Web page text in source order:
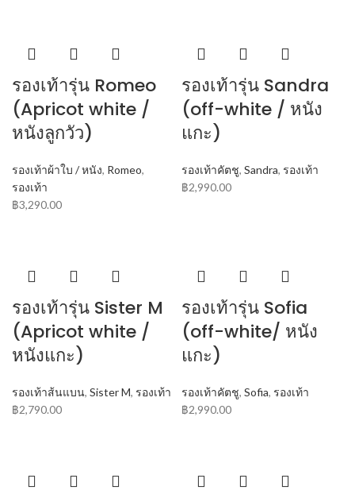
รองเท้ารุ่น Romeo
(Apricot white /
หนังลูกวัว)
รองเท้าผ้าใบ / หนัง, Romeo,
รองเท้า
฿3,290.00
รองเท้ารุ่น Sandra
(off-white / หนัง
แกะ)
รองเท้าคัตชู, Sandra, รองเท้า
฿2,990.00
รองเท้ารุ่น Sister M
(Apricot white /
หนังแกะ)
รองเท้าส้นแบน, Sister M, รองเท้า
฿2,790.00
รองเท้ารุ่น Sofia
(off-white/ หนัง
แกะ)
รองเท้าคัตชู, Sofia, รองเท้า
฿2,990.00